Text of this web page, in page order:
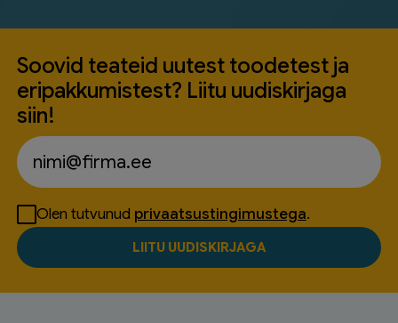
Soovid teateid uutest toodetest ja
eripakkumistest? Liitu uudiskirjaga
siin!
Olen tutvunud privaatsustingimustega.